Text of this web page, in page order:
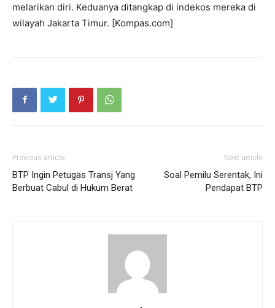
melarikan diri. Keduanya ditangkap di indekos mereka di
wilayah Jakarta Timur. [Kompas.com]
Previous article
BTP Ingin Petugas Transj Yang
Berbuat Cabul di Hukum Berat
Next article
Soal Pemilu Serentak, Ini
Pendapat BTP